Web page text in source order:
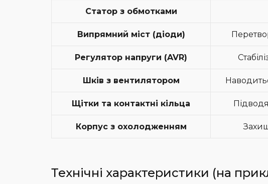
Статор з обмотками
Випрямний міст (діоди)
Регулятор напруги (AVR)
Шків з вентилятором
Щітки та контактні кільца
Корпус з охолодженням
Технічні характеристики (на